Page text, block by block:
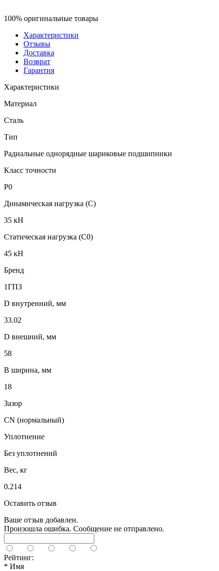
100% оригинальные товары
Характеристики
Отзывы
Доставка
Возврат
Гарантия
Характеристики
Материал
Сталь
Тип
Радиальные однорядные шариковые подшипники
Класс точности
P0
Динамическая нагрузка (C)
35 кН
Статическая нагрузка (C0)
45 кН
Бренд
1ГПЗ
D внутренний, мм
33.02
D внешний, мм
58
B ширина, мм
18
Зазор
CN (нормальный)
Уплотнение
Без уплотнений
Вес, кг
0.214
Оставить отзыв
Ваше отзыв добавлен.
Произошла ошибка. Сообщение не отправлено.
Рейтинг:
* Имя